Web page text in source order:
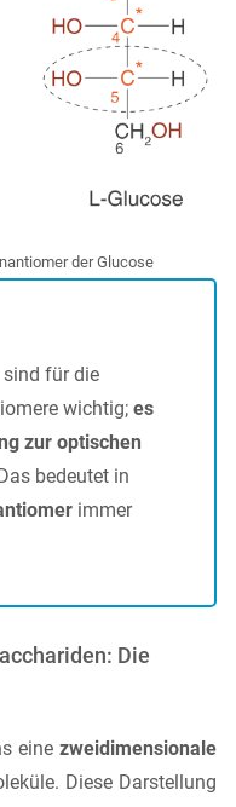
der Glucose
sind für die
wichtig; es
zur optischen
bedeutet in
immer
Die
einezweidimensionale
Diese Darstellung